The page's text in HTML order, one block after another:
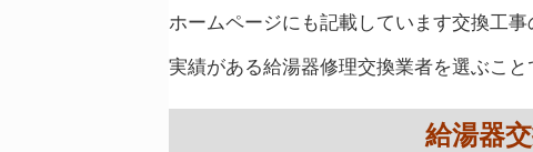
ホームページにも記載しています交換工
実績がある給湯器修理交換業者を選ぶこ
給湯器